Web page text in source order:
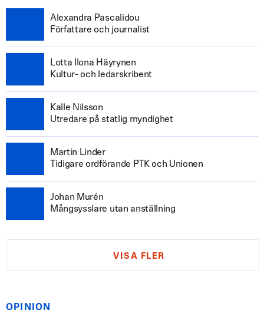
Alexandra Pascalidou
Författare och journalist
Lotta Ilona Häyrynen
Kultur- och ledarskribent
Kalle Nilsson
Utredare på statlig myndighet
Martin Linder
Tidigare ordförande PTK och Unionen
Johan Murén
Mångsysslare utan anställning
VISA FLER
OPINION